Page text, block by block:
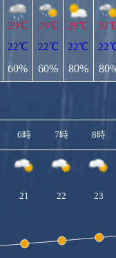
29℃
22℃
60%
29℃
22℃
60%
29℃
22℃
80%
6時 7時 8時
21 22 23